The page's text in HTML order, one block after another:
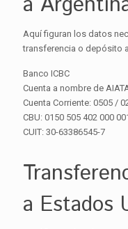
Aquí figuran los datos
transferencia o depósito
Banco ICBC
Cuenta a nombre de
Cuenta Corriente: 0505 /
CBU: 0150 505 402 000
CUIT: 30-63386545-7
a Estados